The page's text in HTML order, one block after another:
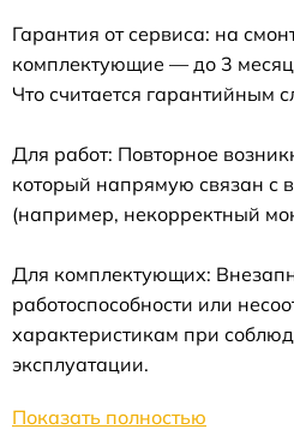
Гарантия от сервиса: на
комплектующие — до 3
Что считается гарантийным
Для работ: Повторное
который напрямую связан с
(например, некорректный
Для комплектующих:
работоспособности или
характеристикам при
эксплуатации.
Показать полностью